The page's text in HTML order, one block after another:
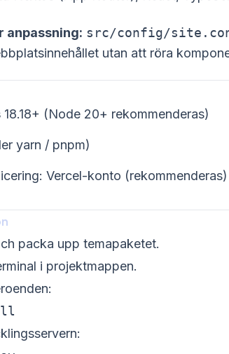
anpassning: src/config/
utan att röra
18.18+ (Node 20+ rekommenderas)
yarn / pnpm)
Vercel-konto
packa upp temapaketet.
i projektmappen.